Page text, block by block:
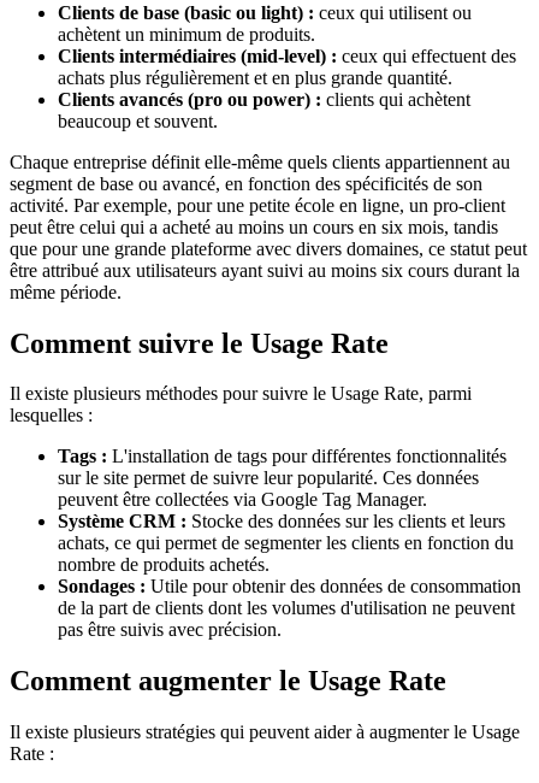
Clients de base (basic ou light) : ceux qui utilisent ou
achètent un minimum de produits.
Clients intermédiaires (mid-level) : ceux qui effectuent des
achats plus régulièrement et en plus grande quantité.
Clients avancés (pro ou power) : clients qui achètent
beaucoup et souvent.
Chaque entreprise définit elle-même quels clients appartiennent au
segment de base ou avancé, en fonction des spécificités de son
activité. Par exemple, pour une petite école en ligne, un pro-client
peut être celui qui a acheté au moins un cours en six mois, tandis
que pour une grande plateforme avec divers domaines, ce statut peut
être attribué aux utilisateurs ayant suivi au moins six cours durant la
même période.
Comment suivre le Usage Rate
Il existe plusieurs méthodes pour suivre le Usage Rate, parmi
lesquelles :
Tags : L'installation de tags pour différentes fonctionnalités
sur le site permet de suivre leur popularité. Ces données
peuvent être collectées via Google Tag Manager.
Système CRM : Stocke des données sur les clients et leurs
achats, ce qui permet de segmenter les clients en fonction du
nombre de produits achetés.
Sondages : Utile pour obtenir des données de consommation
de la part de clients dont les volumes d'utilisation ne peuvent
pas être suivis avec précision.
Comment augmenter le Usage Rate
Il existe plusieurs stratégies qui peuvent aider à augmenter le Usage
Rate :